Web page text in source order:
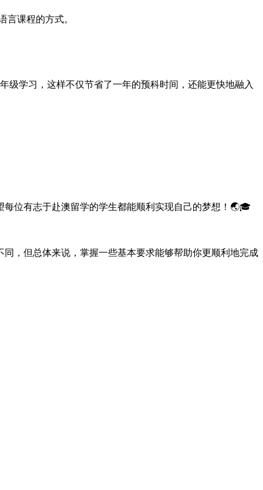
言课程的方式。
级学习，这样不仅节省了一年的预科时间，还能更快地融入
位有志于赴澳留学的学生都能顺利实现自己的梦想！🌏🎓
，但总体来说，掌握一些基本要求能够帮助你更顺利地完成